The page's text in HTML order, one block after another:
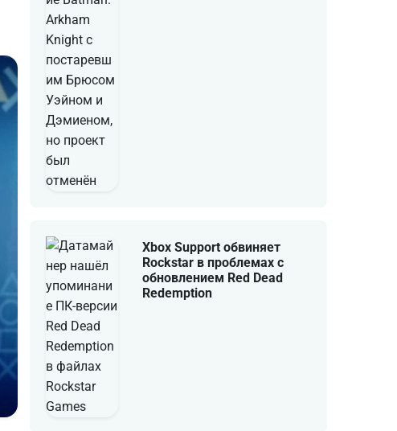
Xbox Support обвиняет
Rockstar в проблемах с
обновлением Red Dead
Redemption